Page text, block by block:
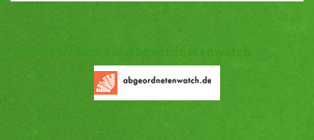
Valerie Wilms bei Abgeordnetenwatch